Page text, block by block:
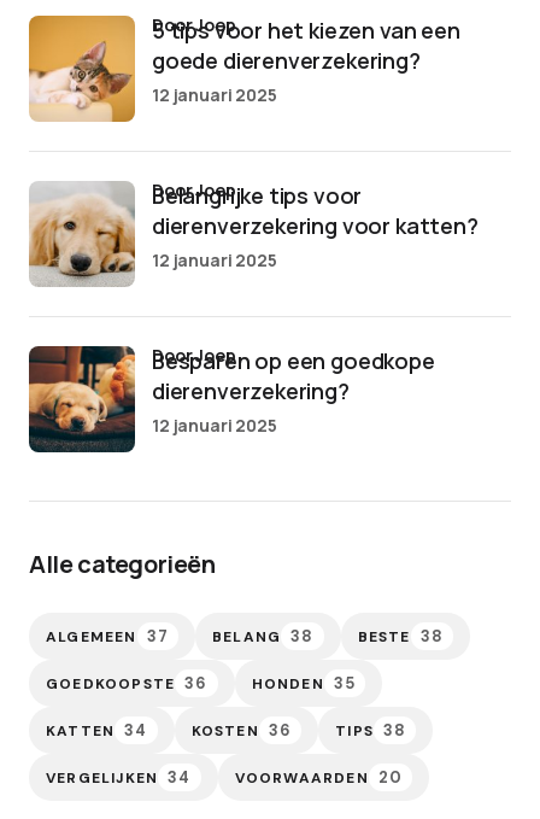
5 tips voor het kiezen van een
goede dierenverzekering?
door Joep
12 januari 2025
Belangrijke tips voor
dierenverzekering voor katten?
door Joep
12 januari 2025
Besparen op een goedkope
dierenverzekering?
door Joep
12 januari 2025
Alle categorieën
ALGEMEEN 37 BELANG 38 BESTE 38
GOEDKOOPSTE 36 HONDEN 35
KATTEN 34 KOSTEN 36 TIPS 38
VERGELIJKEN 34 VOORWAARDEN 20